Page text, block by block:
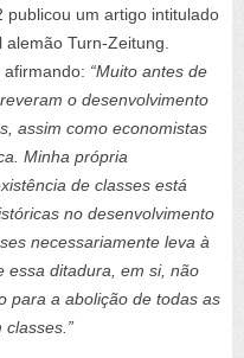
publicou um artigo intitulado
alemão Turn-Zeitung.
“Muito antes de
o desenvolvimento
assim como economistas
Minha própria
de classes está
no desenvolvimento
necessariamente leva à
essa ditadura, em si, não
para a abolição de todas as